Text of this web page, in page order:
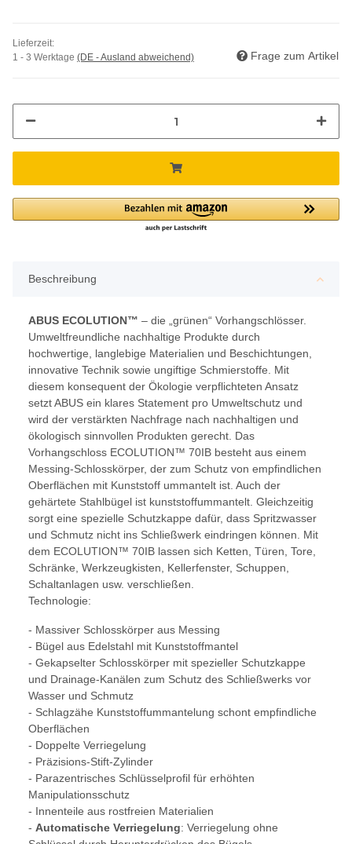
Lieferzeit:
1 - 3 Werktage (DE - Ausland abweichend) Frage zum Artikel
Beschreibung
ABUS ECOLUTION™ – die „grünen“ Vorhangschlösser.
Umweltfreundliche nachhaltige Produkte durch
hochwertige, langlebige Materialien und Beschichtungen,
innovative Technik sowie ungiftige Schmierstoffe. Mit
diesem konsequent der Ökologie verpflichteten Ansatz
setzt ABUS ein klares Statement pro Umweltschutz und
wird der verstärkten Nachfrage nach nachhaltigen und
ökologisch sinnvollen Produkten gerecht. Das
Vorhangschloss ECOLUTION™ 70IB besteht aus einem
Messing-Schlosskörper, der zum Schutz von empfindlichen
Oberflächen mit Kunststoff ummantelt ist. Auch der
gehärtete Stahlbügel ist kunststoffummantelt. Gleichzeitig
sorgt eine spezielle Schutzkappe dafür, dass Spritzwasser
und Schmutz nicht ins Schließwerk eindringen können. Mit
dem ECOLUTION™ 70IB lassen sich Ketten, Türen, Tore,
Schränke, Werkzeugkisten, Kellerfenster, Schuppen,
Schaltanlagen usw. verschließen.
Technologie:
- Massiver Schlosskörper aus Messing
- Bügel aus Edelstahl mit Kunststoffmantel
- Gekapselter Schlosskörper mit spezieller Schutzkappe
und Drainage-Kanälen zum Schutz des Schließwerks vor
Wasser und Schmutz
- Schlagzähe Kunststoffummantelung schont empfindliche
Oberflächen
- Doppelte Verriegelung
- Präzisions-Stift-Zylinder
- Parazentrisches Schlüsselprofil für erhöhten
Manipulationsschutz
- Innenteile aus rostfreien Materialien
- Automatische Verriegelung: Verriegelung ohne